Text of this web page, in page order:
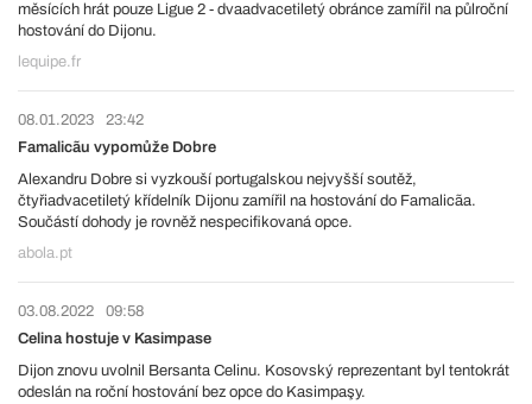
měsících hrát pouze Ligue 2 - dvaadvacetiletý obránce zamířil na půlroční
hostování do Dijonu.
lequipe.fr
08.01.2023
23:42
Famalicãu vypomůže Dobre
Alexandru Dobre si vyzkouší portugalskou nejvyšší soutěž,
čtyřiadvacetiletý křídelník Dijonu zamířil na hostování do Famalicãa.
Součástí dohody je rovněž nespecifikovaná opce.
abola.pt
03.08.2022
09:58
Celina hostuje v Kasimpase
Dijon znovu uvolnil Bersanta Celinu. Kosovský reprezentant byl tentokrát
odeslán na roční hostování bez opce do Kasimpaşy.